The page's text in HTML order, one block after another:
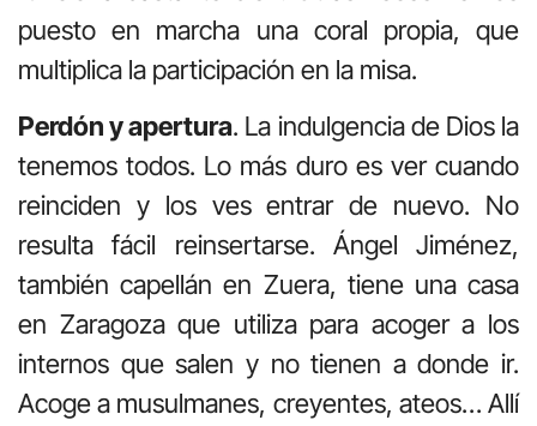
puesto en marcha una coral propia, que
multiplica la participación en la misa.
Perdón y apertura. La indulgencia de Dios la
tenemos todos. Lo más duro es ver cuando
reinciden y los ves entrar de nuevo. No
resulta fácil reinsertarse. Ángel Jiménez,
también capellán en Zuera, tiene una casa
en Zaragoza que utiliza para acoger a los
internos que salen y no tienen a donde ir.
Acoge a musulmanes, creyentes, ateos… Allí